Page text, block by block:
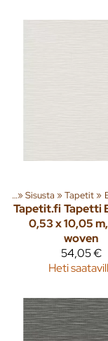
‪»Sisusta ‪»Tapetit‪»
Tapetit.fi Tapetti
0,53 x 10,05
woven
54,05 €
Heti